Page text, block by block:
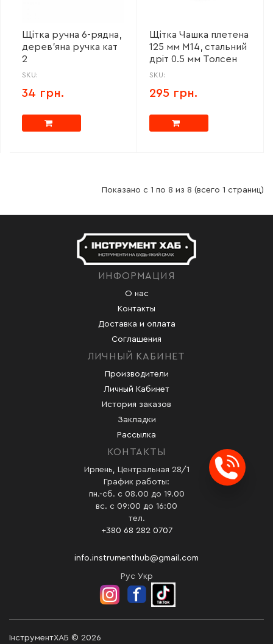
Щітка ручна 6-рядна,
дерев'яна ручка кат
2
SKU:
34 грн.
Щітка Чашка плетена
125 мм М14, стальний
дріт 0.5 мм Толсен
SKU:
295 грн.
Показано с 1 по 8 из 8 (всего 1 страниц)
ИНФОРМАЦИЯ
О нас
Контакты
Доставка и оплата
Соглашения
ЛИЧНЫЙ КАБИНЕТ
Производители
Личный Кабинет
История заказов
Закладки
Рассылка
КОНТАКТЫ
Ирпень, Центральная 28/1
График работы:
пн.-сб. с 08.00 до 19.00
вс. с 09:00 до 16:00
тел.
+380 68 282 0707
info.instrumenthub@gmail.com
Рус Укр
ІнструментХАБ © 2026